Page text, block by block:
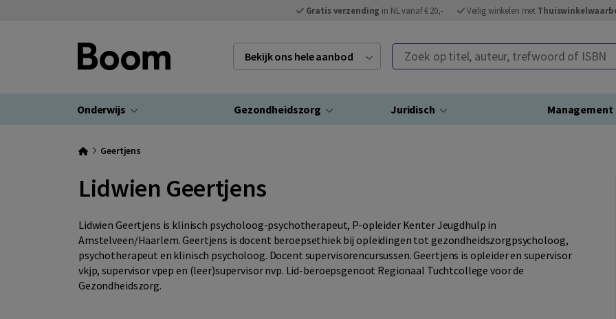
Gratis verzending in NL vanaf € 20,- Veilig winkelen met
Bekijk ons hele aanbod Zoek op titel, auteur, trefwoord of ISBN
Onderwijs Gezondheidszorg Juridisch Management
Geertjens
Lidwien Geertjens
Lidwien Geertjens is klinisch psycholoog-psychotherapeut, P-opleider Kenter Jeugdhulp in
Amstelveen/Haarlem. Geertjens is docent beroepsethiek bij opleidingen tot gezondheidszorgpsycholoog,
psychotherapeut en klinisch psycholoog. Docent supervisorencursussen. Geertjens is opleider en supervisor
vkjp, supervisor vpep en (leer)supervisor nvp. Lid-beroepsgenoot Regionaal Tuchtcollege voor de
Gezondheidszorg.